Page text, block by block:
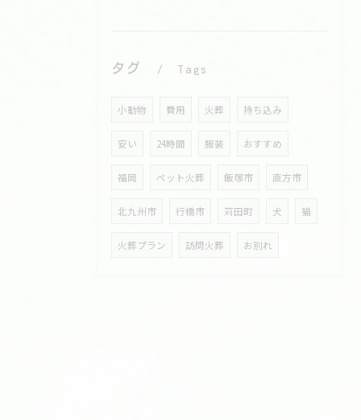
タグ Tags
小動物 費用 火葬 持ち込み
安い 24時間 服装 おすすめ
福岡 ペット火葬 飯塚市 直方市
北九州市 行橋市 苅田町 犬 猫
火葬プラン 訪問火葬 お別れ